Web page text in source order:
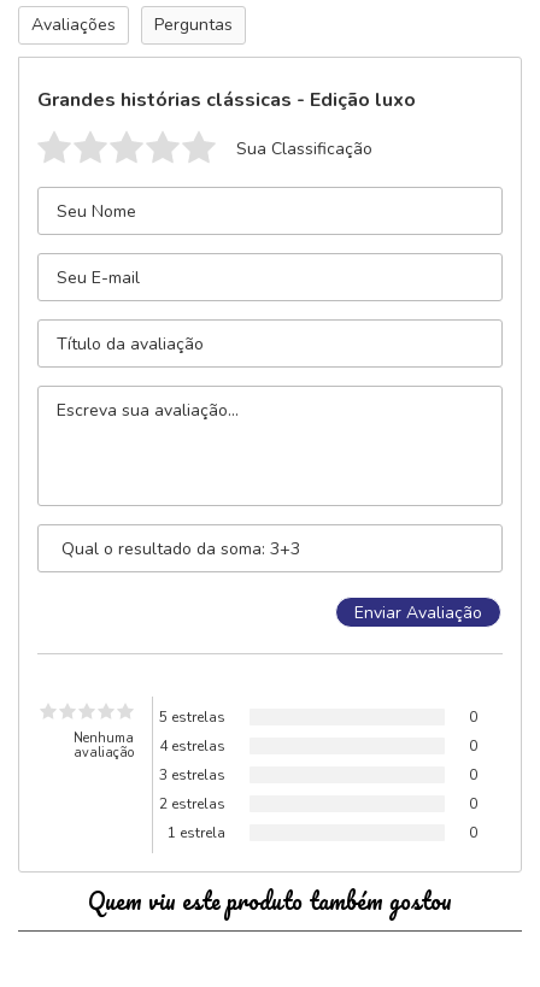
Avaliações Perguntas
Grandes histórias clássicas - Edição luxo
Sua Classificação
Nenhuma
avaliação
5 estrelas
0
4 estrelas
0
3 estrelas
0
2 estrelas
0
1 estrela
0
Quem viu este produto também gostou